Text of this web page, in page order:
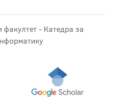
факултет - Катедра за